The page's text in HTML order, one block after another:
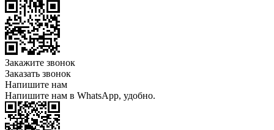
Закажите звонок
Заказать звонок
Напишите нам
Напишите нам в WhatsApp, удобно.